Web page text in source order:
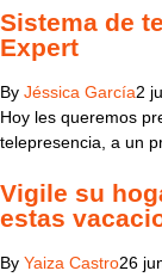
Sistema de
Expert
By Jéssica García2
Hoy les queremos
telepresencia, a un
Vigile su
estas
By Yaiza Castro26